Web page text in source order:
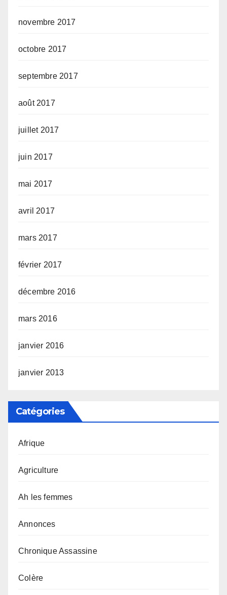
novembre 2017
octobre 2017
septembre 2017
août 2017
juillet 2017
juin 2017
mai 2017
avril 2017
mars 2017
février 2017
décembre 2016
mars 2016
janvier 2016
janvier 2013
Catégories
Afrique
Agriculture
Ah les femmes
Annonces
Chronique Assassine
Colère